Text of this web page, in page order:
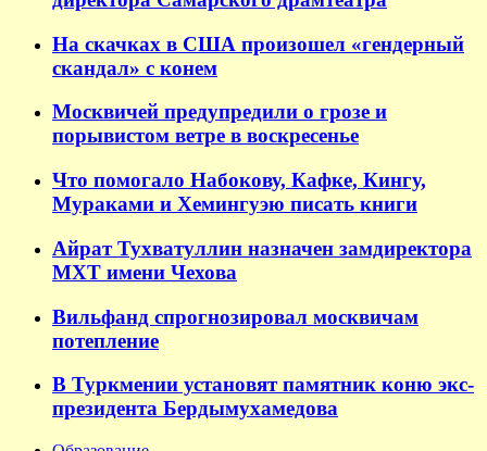
На скачках в США произошел «гендерный
скандал» с конем
Москвичей предупредили о грозе и
порывистом ветре в воскресенье
Что помогало Набокову, Кафке, Кингу,
Мураками и Хемингуэю писать книги
Айрат Тухватуллин назначен замдиректора
МХТ имени Чехова
Вильфанд спрогнозировал москвичам
потепление
В Туркмении установят памятник коню экс-
президента Бердымухамедова